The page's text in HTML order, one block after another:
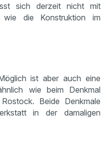
sich derzeit nicht mit
wie die Konstruktion im
ist aber auch eine
wie beim Denkmal
Beide Denkmale
in der damaligen